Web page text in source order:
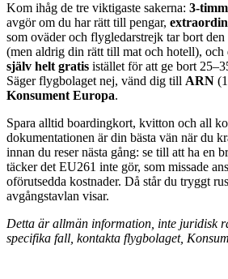
Kom ihåg de tre viktigaste sakerna: 3-
avgör om du har rätt till pengar,
som oväder och flygledarstrejk tar bort den
(men aldrig din rätt till mat och hotell), och
själv helt gratis istället för att ge bort
Säger flygbolaget nej, vänd dig till ARN
Konsument Europa.
Spara alltid boardingkort, kvitton och all
dokumentationen är din bästa vän när du
innan du reser nästa gång: se till att ha en
täcker det EU261 inte gör, som missade
oförutsedda kostnader. Då står du tryggt
avgångstavlan visar.
Detta är allmän information, inte juridisk
specifika fall, kontakta flygbolaget,